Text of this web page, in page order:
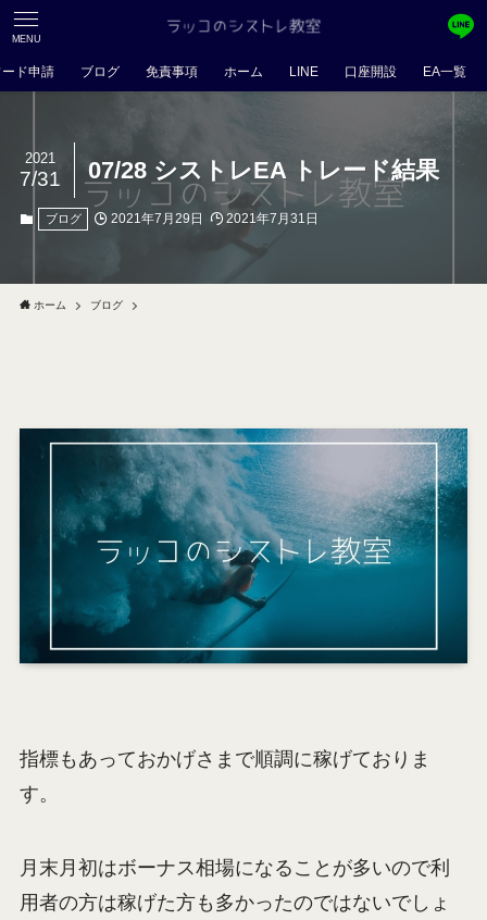
MENU
ド申請 ブログ 免責事項 ホーム LINE 口座開設 EA一覧
07/28 シストレEA トレード結果
2021
7/31
ブログ 2021年7月29日 2021年7月31日
ホーム ブログ
指標もあっておかげさまで順調に稼げておりま
す。
月末月初はボーナス相場になることが多いので利
用者の方は稼げた方も多かったのではないでしょ